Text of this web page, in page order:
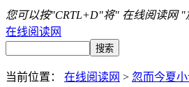
您可以按"CRTL+D"将" 在线阅读网 "
在线阅读网
当前位置： 在线阅读网 > 忽而今夏